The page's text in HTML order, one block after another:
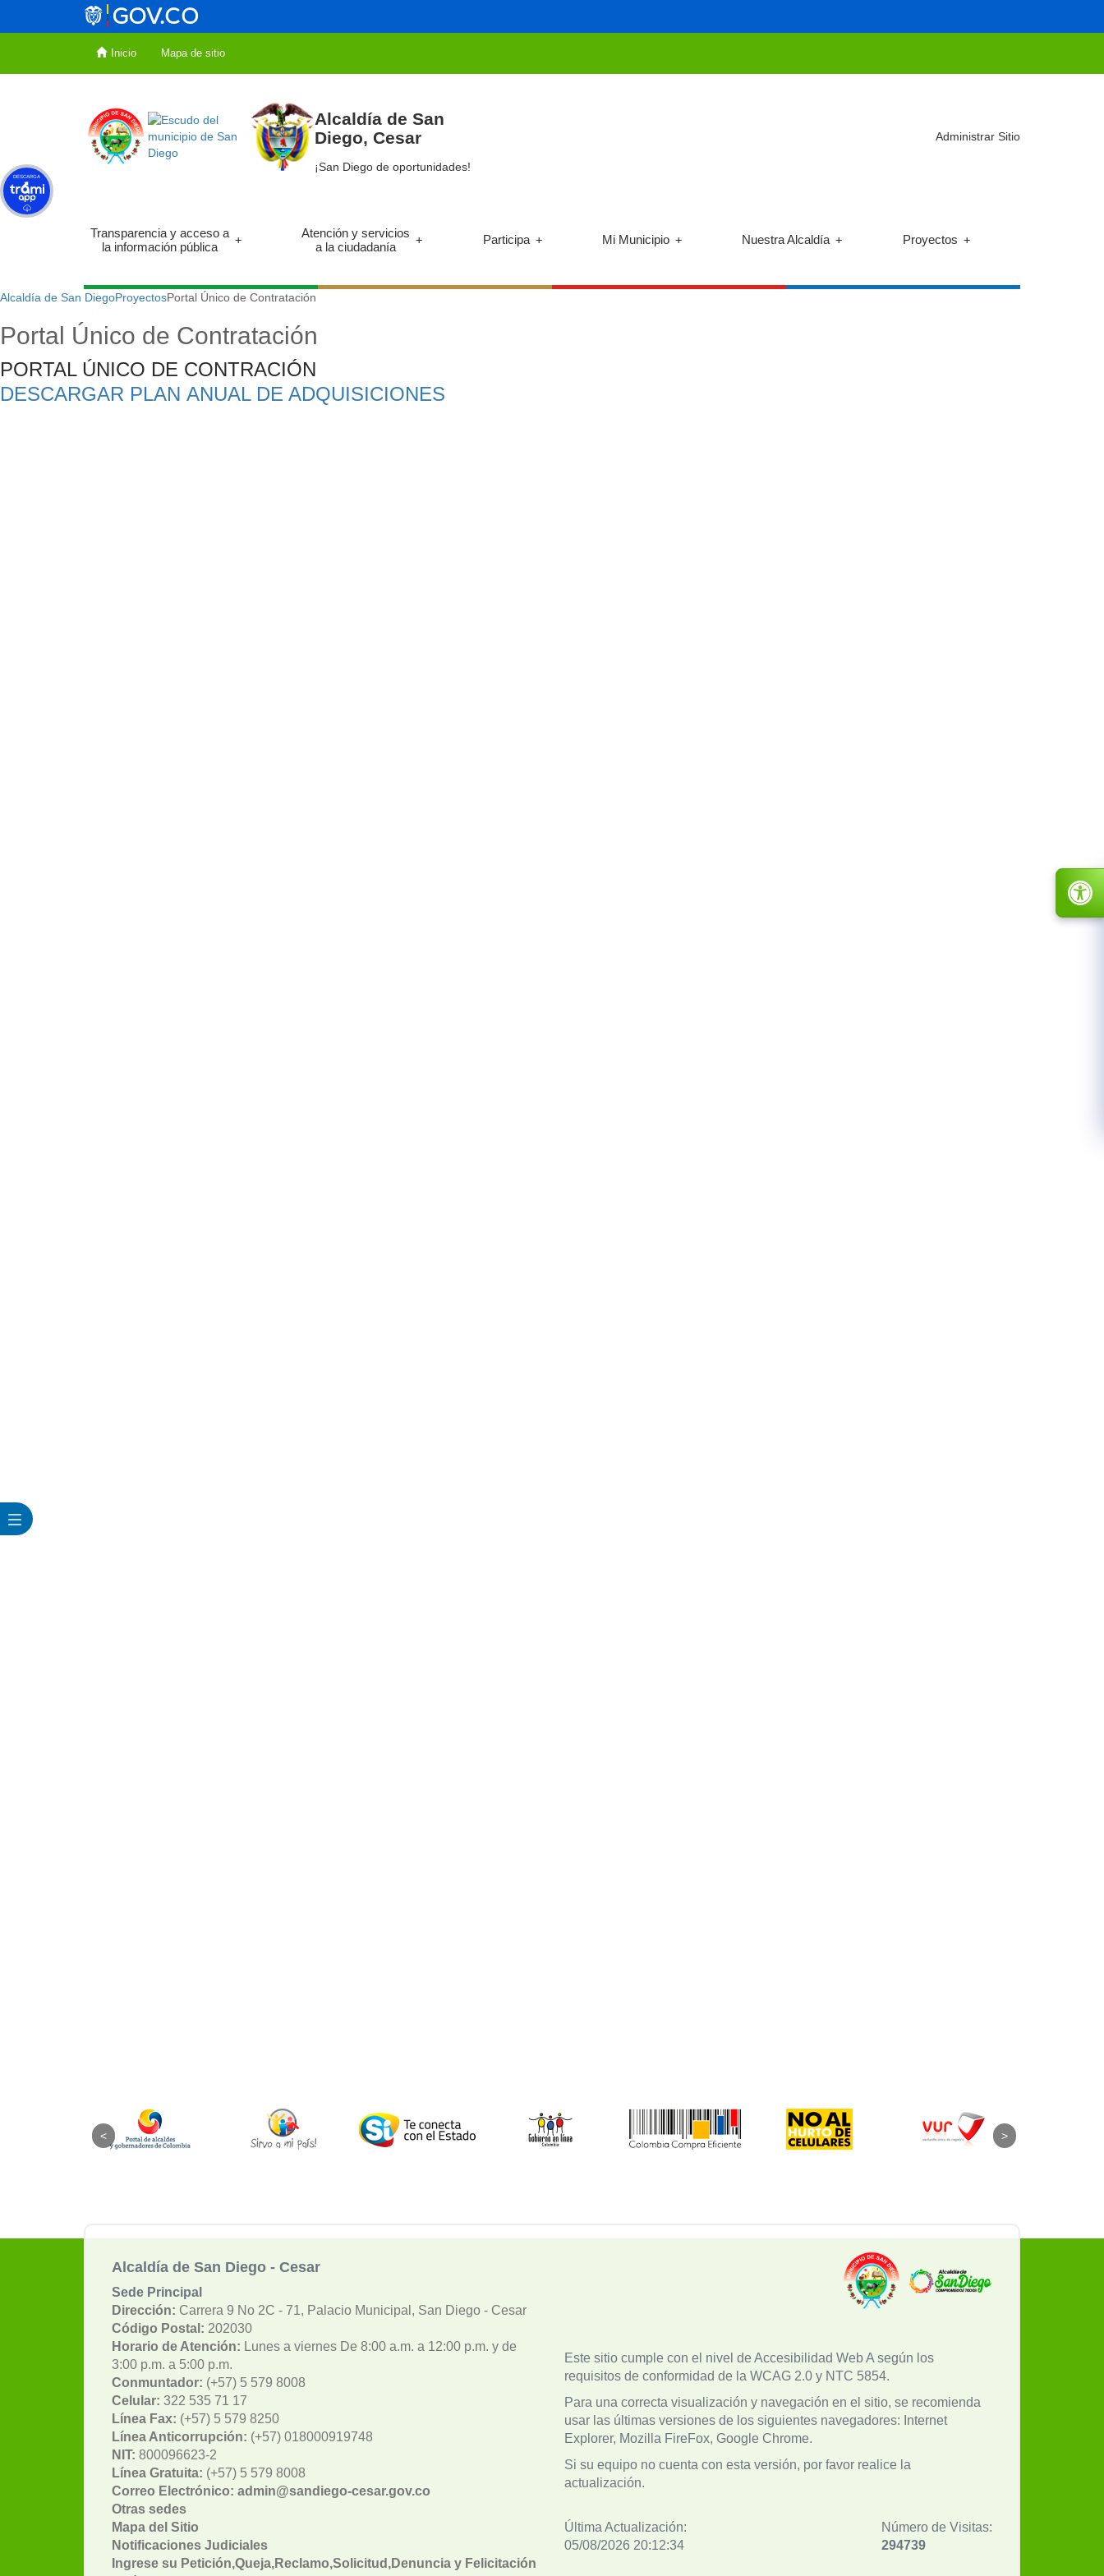
Inicio Mapa de sitio
Alcaldía de San
Diego, Cesar
¡San Diego de oportunidades!
Administrar Sitio
+
Transparencia y acceso a
la información pública
+
Atención y servicios
a la ciudadanía
+
Participa +
Mi Municipio +
Nuestra Alcaldía +
Proyectos
Alcaldía de San DiegoProyectosPortal Único de Contratación
Portal Único de Contratación
PORTAL ÚNICO DE CONTRACIÓN
DESCARGAR PLAN ​ANUAL DE ADQUISICIONES​
Alcaldía de San Diego - Cesar
Sede Principal
Dirección: Carrera 9 No 2C - 71, Palacio Municipal, San Diego - Cesar
Código Postal: 202030
Horario de Atención: Lunes a viernes De 8:00 a.m. a 12:00 p.m. y de
3:00 p.m. a 5:00 p.m.
Conmuntador: (+57) 5 579 8008
Celular: 322 535 71 17
Línea Fax: (+57) 5 579 8250
Línea Anticorrupción: (+57) 018000919748
NIT: 800096623-2
Línea Gratuita: (+57) 5 579 8008
Correo Electrónico: admin@sandiego-cesar.gov.co
Otras sedes
Mapa del Sitio
Notificaciones Judiciales
Ingrese su Petición,Queja,Reclamo,Solicitud,Denuncia y Felicitación
Este sitio cumple con el nivel de Accesibilidad Web A según los
requisitos de conformidad de la WCAG 2.0 y NTC 5854.
Para una correcta visualización y navegación en el sitio, se recomienda
usar las últimas versiones de los siguientes navegadores: Internet
Explorer, Mozilla FireFox, Google Chrome.
Si su equipo no cuenta con esta versión, por favor realice la
actualización.
Última Actualización:
05/08/2026 20:12:34
Número de Visitas:
294739
DESCARGA